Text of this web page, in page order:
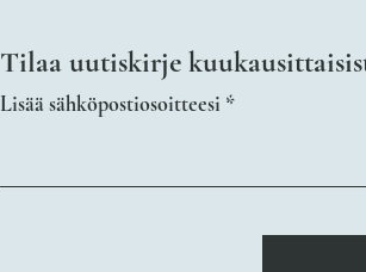
Tilaa uutiskirje
Lisää sähköpostiosoitteesi